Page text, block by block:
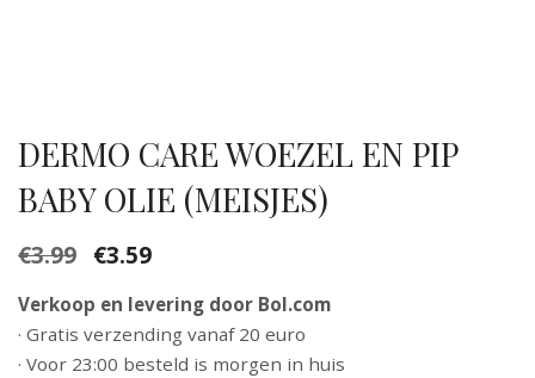
DERMO CARE WOEZEL EN PIP
BABY OLIE (MEISJES)
€3.99
Oorspronkelijke
was:
€3.99.
€3.59Huidige
is:
€3.59.
Verkoop en levering door Bol.com
· Gratis verzending vanaf 20 euro
· Voor 23:00 besteld is morgen in huis